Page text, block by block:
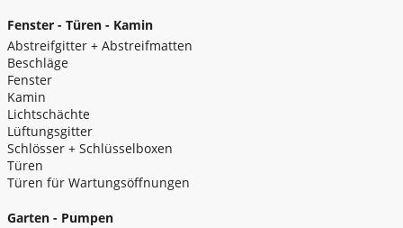
Fenster - Türen - Kamin
Abstreifgitter + Abstreifmatten
Beschläge
Fenster
Kamin
Lichtschächte
Lüftungsgitter
Schlösser + Schlüsselboxen
Türen
Türen für Wartungsöffnungen
Garten - Pumpen